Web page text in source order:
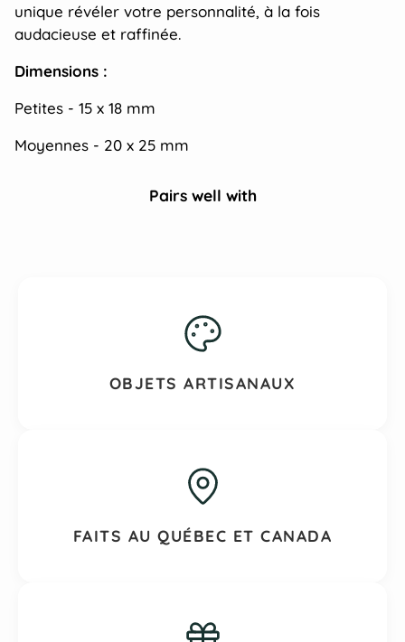
unique révéler votre personnalité, à la fois
audacieuse et raffinée.
Dimensions :
Petites - 15 x 18 mm
Moyennes - 20 x 25 mm
Pairs well with
OBJETS ARTISANAUX
FAITS AU QUÉBEC ET CANADA